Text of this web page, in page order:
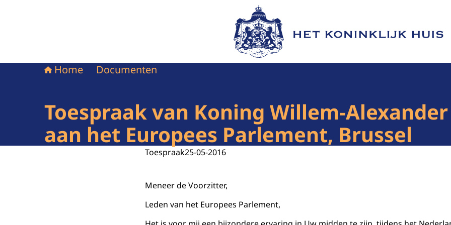
Naar de homepage van Het Koninklijk Huis
Home Documenten
Toespraak van Koning Willem-
aan het Europees Parlement, Brussel
Toespraak25-05-2016
Meneer de Voorzitter,
Leden van het Europees Parlement,